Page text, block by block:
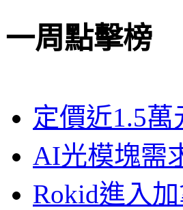
一周點擊榜
定價近1.5萬
AI光模塊需
Rokid進入